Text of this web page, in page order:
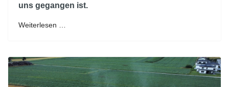
uns gegangen ist.
Weiterlesen …